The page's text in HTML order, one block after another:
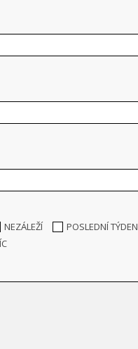
NEZÁLEŽÍ
POSLEDNÍ TÝDEN